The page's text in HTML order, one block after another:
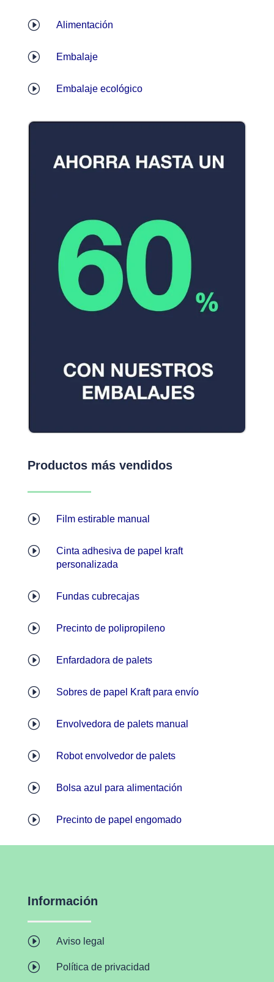
I Alimentación
I Embalaje
I Embalaje ecológico
Productos más vendidos
I Film estirable manual
I
Cinta adhesiva de papel kraft
personalizada
I Fundas cubrecajas
I Precinto de polipropileno
I Enfardadora de palets
I Sobres de papel Kraft para envío
I Envolvedora de palets manual
I Robot envolvedor de palets
I Bolsa azul para alimentación
I Precinto de papel engomado
Información
I Aviso legal
I Política de privacidad